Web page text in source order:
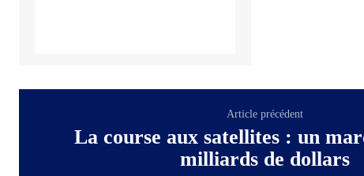
Article précédent
La course aux satellites : un
milliards de dollars